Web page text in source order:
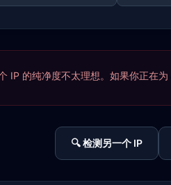
IP 的纯净度不太理想。如果你正在
🔍 检测另一个 IP